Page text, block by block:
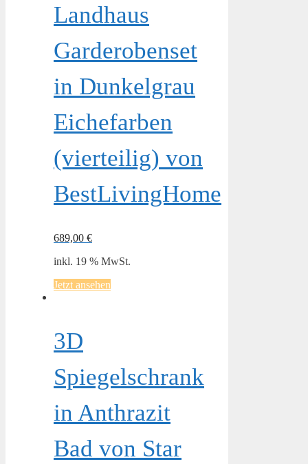
Landhaus
Garderobenset
in Dunkelgrau
Eichefarben
(vierteilig) von
BestLivingHome
689,00 €
inkl. 19 % MwSt.
Jetzt ansehen
3D
Spiegelschrank
in Anthrazit
Bad von Star